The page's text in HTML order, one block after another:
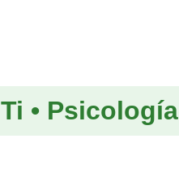
• Psicología